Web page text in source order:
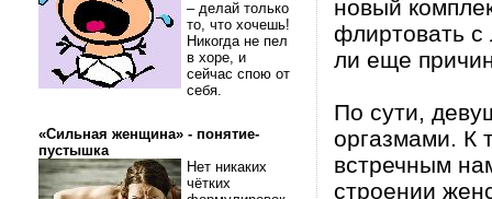
– делай только
то, что хочешь!
Никогда не пел
в хоре, и
сейчас спою от
себя.
«Сильная женщина» - понятие-
пустышка
Нет никаких
чётких
новый
флиртовать
ли еще
По сути,
оргазмами. К
встречным
строении